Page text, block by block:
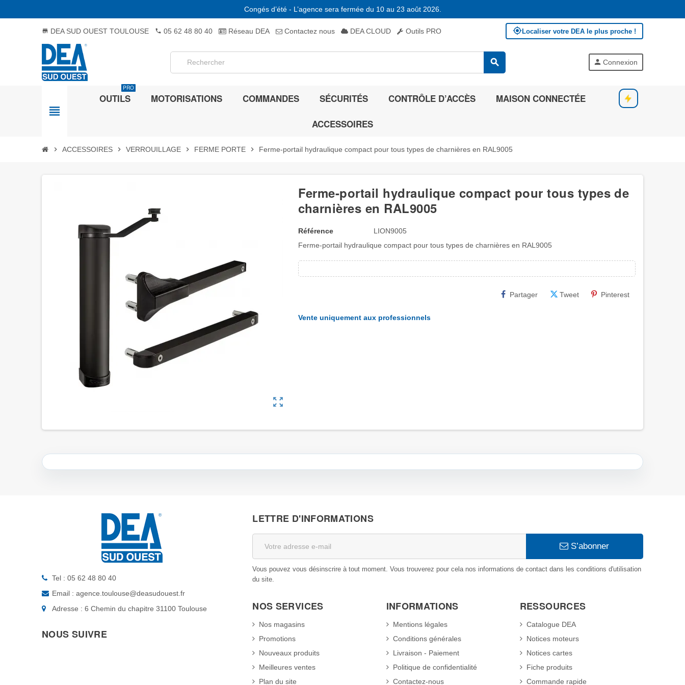
Congés d’été - L’agence sera fermée du 10 au 23 août 2026.
store DEA SUD OUEST TOULOUSE phone 05 62 48 80 40 Réseau DEA Contactez nous DEA CLOUD Outils PRO my_locationLocaliser votre DEA le plus proche !
search person Connexion
view_headline
OUTILS
PRO
MOTORISATIONS COMMANDES SÉCURITÉS CONTRÔLE D’ACCÈS MAISON CONNECTÉE
ACCESSOIRES
chevron_right ACCESSOIRES chevron_right VERROUILLAGE chevron_right FERME PORTE chevron_right Ferme-portail hydraulique compact pour tous types de charnières en RAL9005
zoom_out_map
Ferme-portail hydraulique compact pour tous types de
charnières en RAL9005
Référence
LION9005
Ferme-portail hydraulique compact pour tous types de charnières en RAL9005
Partager Tweet Pinterest
Vente uniquement aux professionnels
Tel : 05 62 48 80 40
Email : agence.toulouse@deasudouest.fr
Adresse : 6 Chemin du chapitre 31100 Toulouse
NOUS SUIVRE
LETTRE D'INFORMATIONS
S’abonner
Vous pouvez vous désinscrire à tout moment. Vous trouverez pour cela nos informations de contact dans les conditions d'utilisation
du site.
NOS SERVICES
Nos magasins
Promotions
Nouveaux produits
Meilleures ventes
Plan du site
INFORMATIONS
Mentions légales
Conditions générales
Livraison - Paiement
Politique de confidentialité
Contactez-nous
RESSOURCES
Catalogue DEA
Notices moteurs
Notices cartes
Fiche produits
Commande rapide